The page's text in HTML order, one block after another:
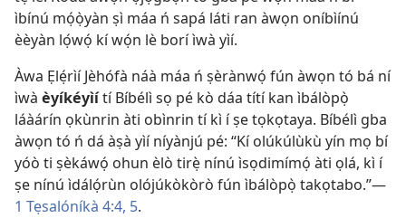
ìbínú mọ́ọ̀yàn ṣì máa ń sapá láti ran àwọn oníbìínú
èèyàn lọ́wọ́ kí wọ́n lè borí ìwà yìí.
Àwa Ẹlẹ́rìí Jèhófà náà máa ń ṣèrànwọ́ fún àwọn tó bá ní
ìwà èyíkéyìítí Bíbélì sọ pé kò dáa títí kan ìbálòpọ̀
láàárín ọkùnrin àti obìnrin tí kì í ṣe tọkọtaya. Bíbélì gba
àwọn tó ń dá àṣà yìí níyànjú pé: “Kí olúkúlùkù yín mọ bí
yóò ti ṣèkáwọ́ ohun èlò tirẹ̀ nínú ìsọdimímọ́ àti ọlá, kì í
ṣe nínú ìdálọ́rùn olójúkòkòrò fún ìbálòpọ̀ takọtabo.”—
1 Tẹsalóníkà 4:4, 5.